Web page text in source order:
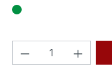
Produkt